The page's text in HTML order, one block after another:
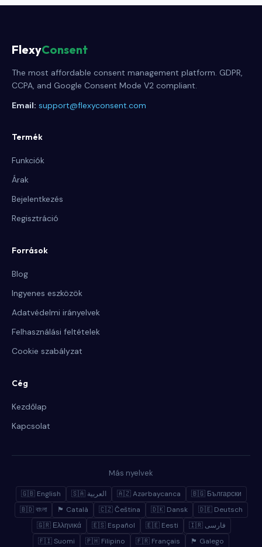
FlexyConsent
The most affordable consent management platform. GDPR,
CCPA, and Google Consent Mode V2 compliant.
Email: support@flexyconsent.com
Termék
Funkciók
Árak
Bejelentkezés
Regisztráció
Források
Blog
Ingyenes eszközök
Adatvédelmi irányelvek
Felhasználási feltételek
Cookie szabályzat
Cég
Kezdőlap
Kapcsolat
Más nyelvek
🇬🇧 English 🇸🇦 العربية 🇦🇿 Azərbaycanca
🇧🇬 Български
🇧🇩 বাংলা
🏴 Català 🇨🇿 Čeština 🇩🇰 Dansk
🇩🇪 Deutsch
🇬🇷 Ελληνικά
🇪🇸 Español 🇪🇪 Eesti
🇮🇷 فارسی
🇫🇮 Suomi
🇵🇭 Filipino 🇫🇷 Français 🏴 Galego